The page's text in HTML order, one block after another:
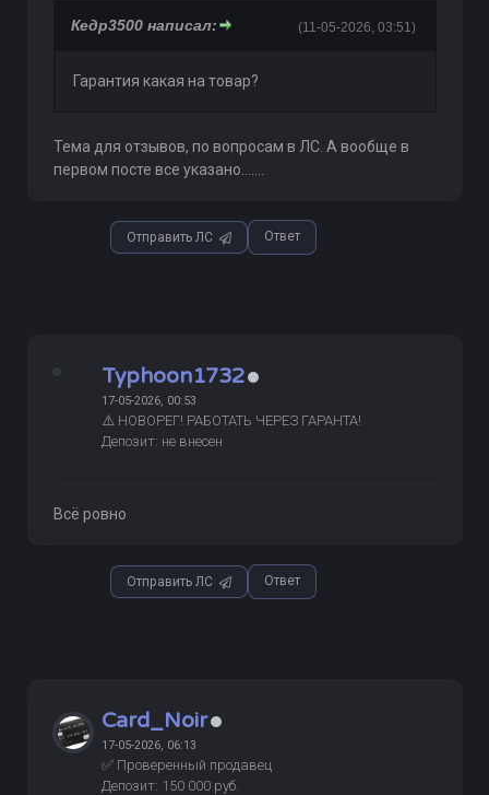
(11-05-2026, 03:51)
Кедр3500 написал:
Гарантия какая на товар?
Тема для отзывов, по вопросам в ЛС. А вообще в
первом посте все указано.......
Отправить ЛС Ответ
Typhoon1732
17-05-2026, 00:53
⚠️ НОВОРЕГ! РАБОТАТЬ ЧЕРЕЗ ГАРАНТА!
Депозит: не внесен
Всё ровно
Отправить ЛС Ответ
Card_Noir
17-05-2026, 06:13
✅ Проверенный продавец
Депозит: 150 000 руб.